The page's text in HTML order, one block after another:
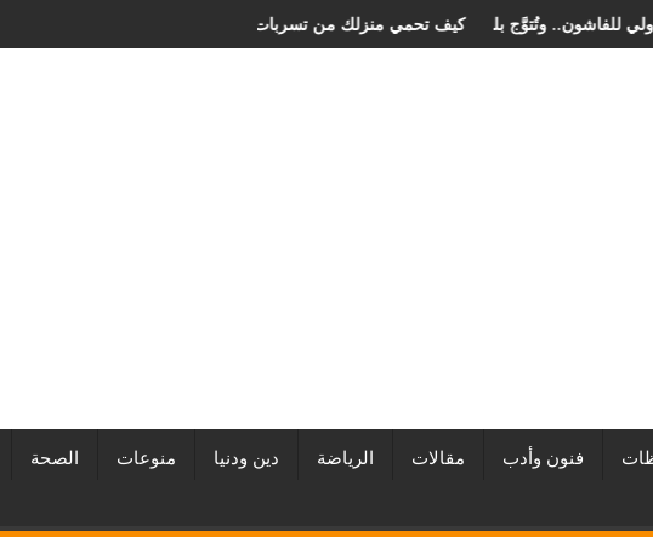
كيف تحمي منزلك من تسربات المياه
في مهرجان الصخرة الدولي للفاشون.. وتُتوَّج بلقب أفضل مصممة أزياء لعام 2026
فنون وأدب مقالات الرياضة دين ودنيا منوعات الصحة